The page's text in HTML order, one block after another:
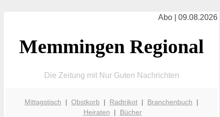
Abo | 09.08.2026
Memmingen Regional
Die Zeitung mit Nur Guten Nachrichten
Mittagstisch | Obstkorb | Radtrikot | Branchenbuch |
Heiraten | Bücher